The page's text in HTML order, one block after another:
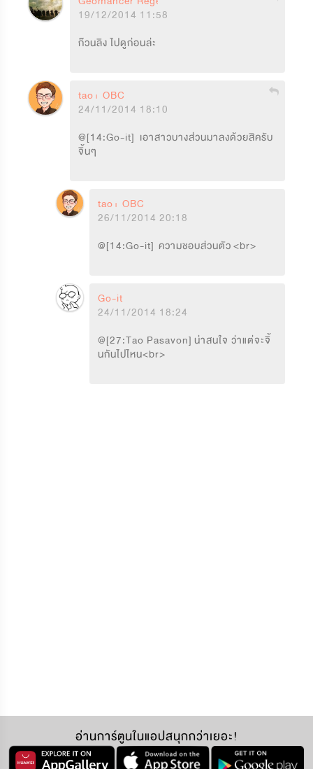
19/12/2014 11:58
ก๊วนลิง ไปดูก่อนล่ะ
tao+ OBC
24/11/2014 18:10
@[14:Go-it]  เอาสาวบางส่วนมาลงด้วยสิครับ
จิ้นๆ
tao+ OBC
26/11/2014 20:18
@[14:Go-it]  ความชอบส่วนตัว <br>
Go-it
24/11/2014 18:24
@[27:Tao Pasavon] น่าสนใจ ว่าแต่จะจิ้
นกันไปไหน<br>
อ่านการ์ตูนในแอปสนุกกว่าเยอะ!